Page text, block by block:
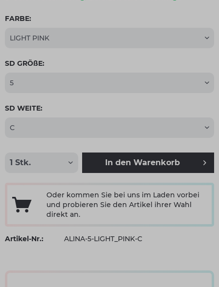
FARBE:
SD GRÖßE:
SD WEITE:
In den Warenkorb
Oder kommen Sie bei uns im Laden vorbei
und probieren Sie den Artikel ihrer Wahl
direkt an.
Artikel-Nr.: ALINA-5-LIGHT_PINK-C